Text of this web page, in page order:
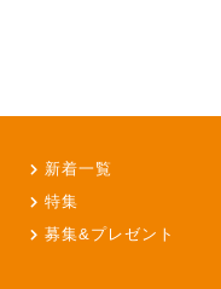
新着一覧
特集
募集&プレゼント